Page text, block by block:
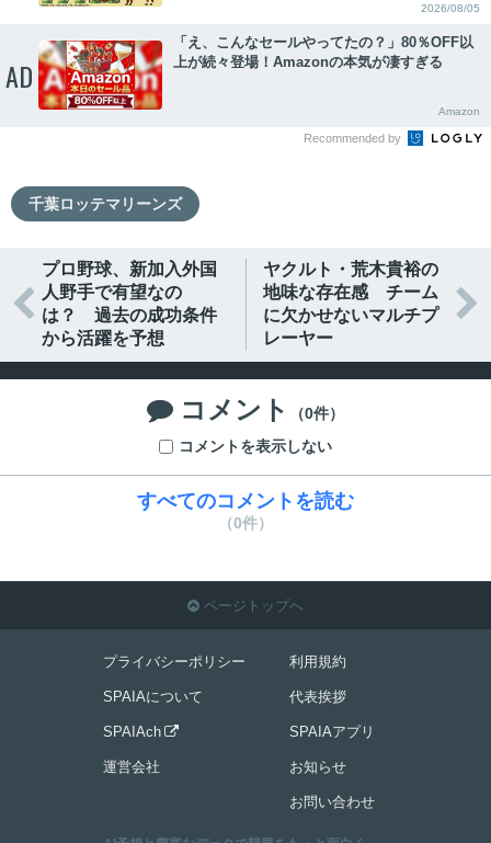
2026/08/05
AD
「え、こんなセールやってたの？」80％OFF以
上が続々登場！Amazonの本気が凄すぎる
Amazon
Recommended by
千葉ロッテマリーンズ

プロ野球、新加入外国
人野手で有望なの
は？ 過去の成功条件
から活躍を予想
ヤクルト・荒木貴裕の
地味な存在感 チーム
に欠かせないマルチプ
レーヤー

 コメント
（0件）
コメントを表示しない
すべてのコメントを読む
（0件）
 ページトップへ
プライバシーポリシー
SPAIAについて
SPAIAch 
運営会社
利用規約
代表挨拶
SPAIAアプリ
お知らせ
お問い合わせ